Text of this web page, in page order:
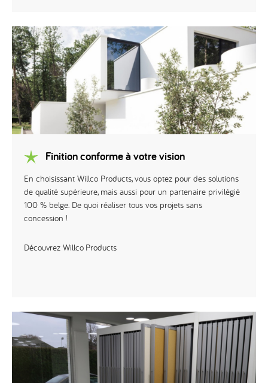
Finition conforme à votre vision
En choisissant Willco Products, vous optez pour des solutions
de qualité supérieure, mais aussi pour un partenaire privilégié
100 % belge. De quoi réaliser tous vos projets sans
concession !
Découvrez Willco Products